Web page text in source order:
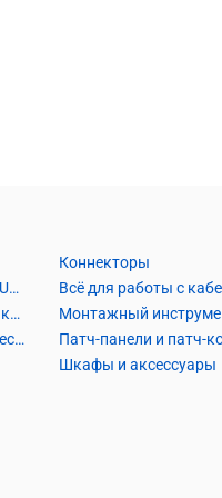
Кабель Витая пара UTP2, UTP4, FTP2, FTP4
Кабель коаксиальный и аксессуары
Кабель телефонный и аксессуары
Коннекторы
Всё для работы с
Монтажный
Патч-панели и патч-
Шкафы и аксессуары